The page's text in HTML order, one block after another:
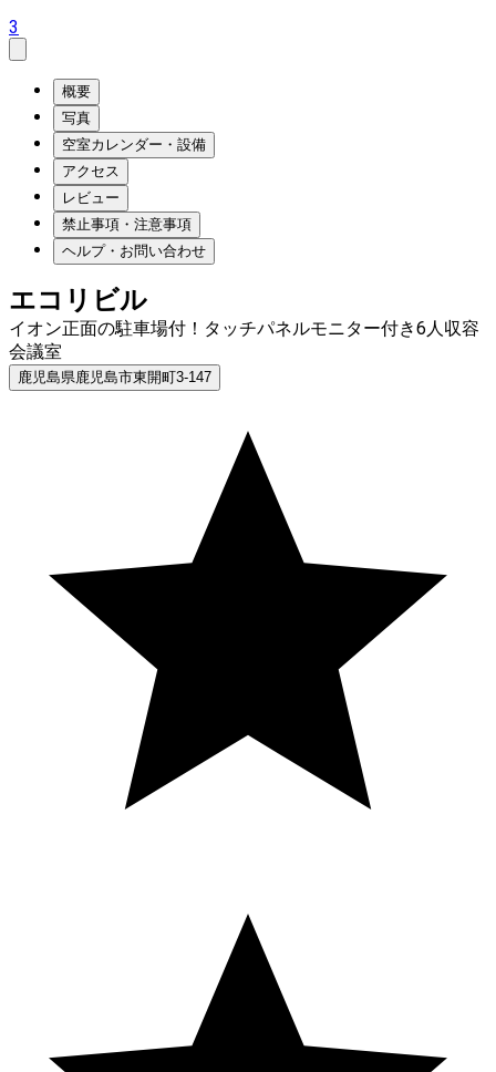
3
概要
写真
空室カレンダー・設備
アクセス
レビュー
禁止事項・注意事項
ヘルプ・お問い合わせ
エコリビル
イオン正面の駐車場付！タッチパネルモニター付き6人収容
会議室
鹿児島県鹿児島市東開町3-147